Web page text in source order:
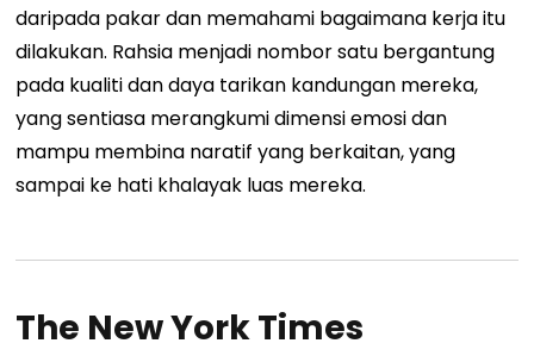
daripada pakar dan memahami bagaimana kerja itu
dilakukan. Rahsia menjadi nombor satu bergantung
pada kualiti dan daya tarikan kandungan mereka,
yang sentiasa merangkumi dimensi emosi dan
mampu membina naratif yang berkaitan, yang
sampai ke hati khalayak luas mereka.
The New York Times